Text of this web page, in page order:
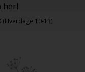
her!
(Hverdage 10-13)